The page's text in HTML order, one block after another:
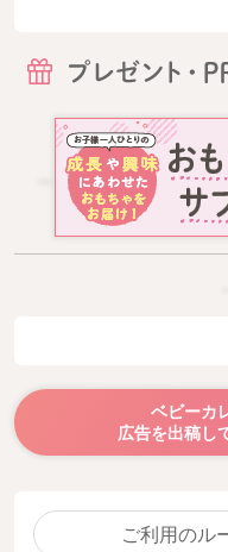
ベビーカ
広告を出稿し
ご利用のル